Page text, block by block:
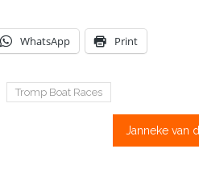
WhatsApp Print
Tromp Boat Races